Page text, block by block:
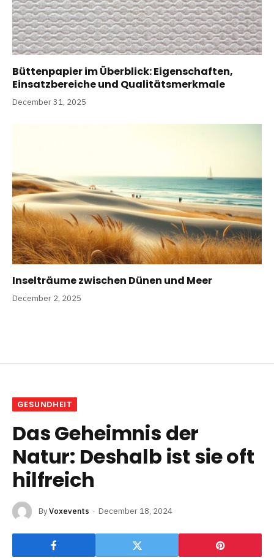
Büttenpapier im Überblick: Eigenschaften,
Einsatzbereiche und Qualitätsmerkmale
December 31, 2025
Inselträume zwischen Dünen und Meer
December 2, 2025
GESUNDHEIT
Das Geheimnis der
Natur: Deshalb ist sie oft
hilfreich
ByVoxevents December 18, 2024